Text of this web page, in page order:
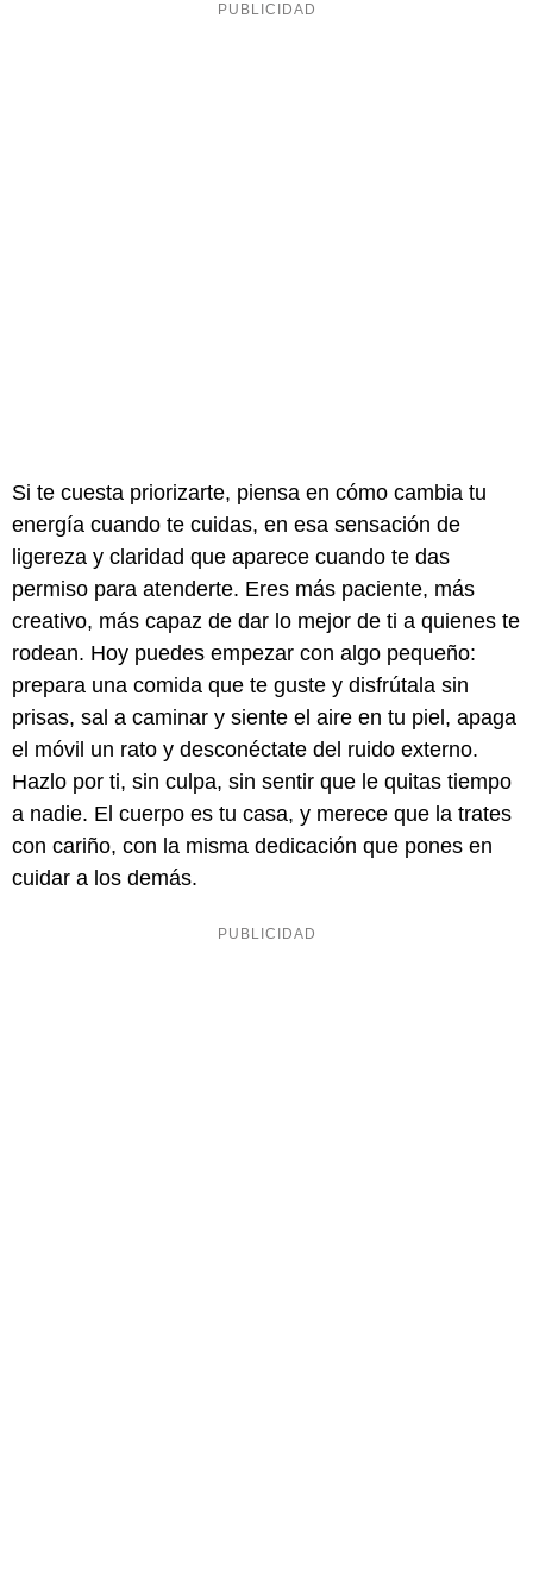
Si te cuesta priorizarte, piensa en cómo cambia tu
energía cuando te cuidas, en esa sensación de
ligereza y claridad que aparece cuando te das
permiso para atenderte. Eres más paciente, más
creativo, más capaz de dar lo mejor de ti a quienes te
rodean. Hoy puedes empezar con algo pequeño:
prepara una comida que te guste y disfrútala sin
prisas, sal a caminar y siente el aire en tu piel, apaga
el móvil un rato y desconéctate del ruido externo.
Hazlo por ti, sin culpa, sin sentir que le quitas tiempo
a nadie. El cuerpo es tu casa, y merece que la trates
con cariño, con la misma dedicación que pones en
cuidar a los demás.